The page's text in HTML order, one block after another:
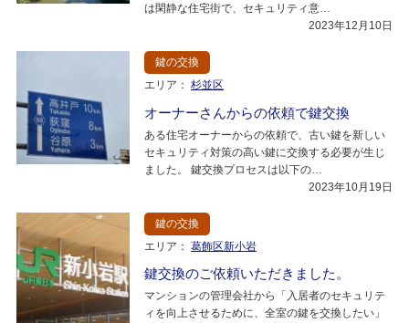
は閑静な住宅街で、セキュリティ意…
2023年12月10日
鍵の交換
エリア： 杉並区
オーナーさんからの依頼で鍵交換
ある住宅オーナーからの依頼で、古い鍵を新しい
セキュリティ対策の高い鍵に交換する必要が生じ
ました。 鍵交換プロセスは以下の…
2023年10月19日
鍵の交換
エリア： 葛飾区新小岩
鍵交換のご依頼いただきました。
マンションの管理会社から「入居者のセキュリテ
ィを向上させるために、全室の鍵を交換したい」